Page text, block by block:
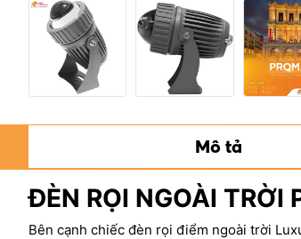
Mô tả
ĐÈN RỌI NGOÀI TRỜI
Bên cạnh chiếc đèn rọi điểm ngoài trời